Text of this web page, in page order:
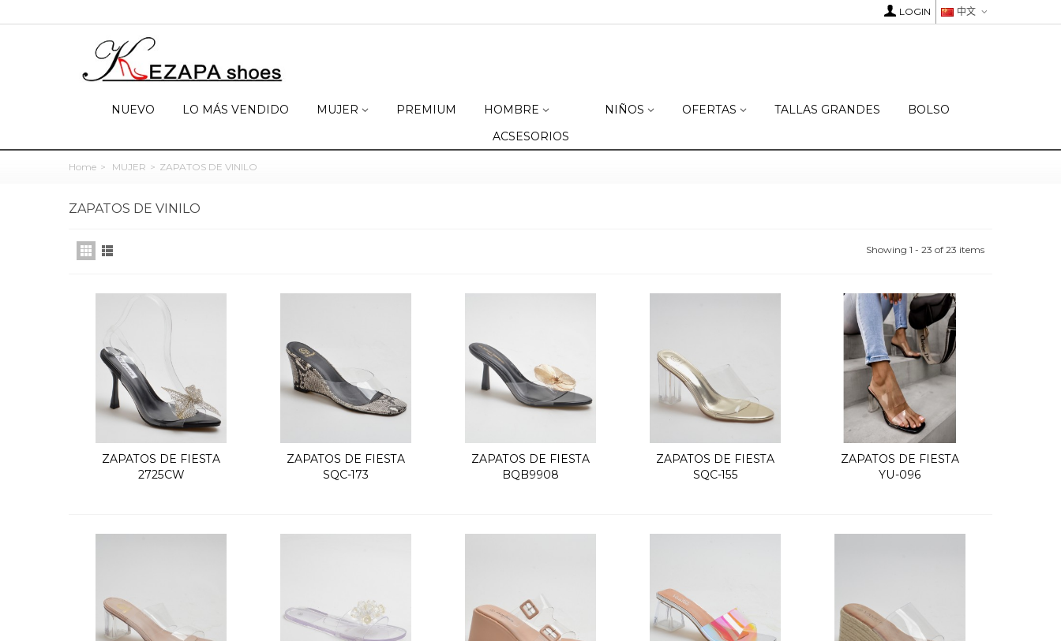
中文
LOGIN
NUEVO LO MÁS VENDIDO MUJER PREMIUM HOMBRE NIÑOS OFERTAS TALLAS GRANDES
BOLSO
ACSESORIOS
Home > MUJER > ZAPATOS DE VINILO
ZAPATOS DE VINILO
Showing 1 - 23 of 23 items
Quick view
ZAPATOS DE FIESTA
2725CW
Quick view
ZAPATOS DE FIESTA
SQC-173
Quick view
ZAPATOS DE FIESTA
BQB9908
Quick view
ZAPATOS DE FIESTA
SQC-155
Quick view
ZAPATOS DE FIESTA
YU-096